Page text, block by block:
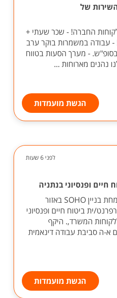
של
החברה! - שכר שעתי +
- עבודה במשמרות בוקר ערב
- מערך הסעות בטווח
נהנים מארוחות ...
הגשת מועמדות
לפני 6 שעות
ופנסיוני בנתניה
לסוכנות ביטוח מובילה וצומחת בניין SOHO באזור
ית ביטוח חיים ופנסיוני
המשרד,. היקף
ה סביבת עבודה דינאמית
הגשת מועמדות